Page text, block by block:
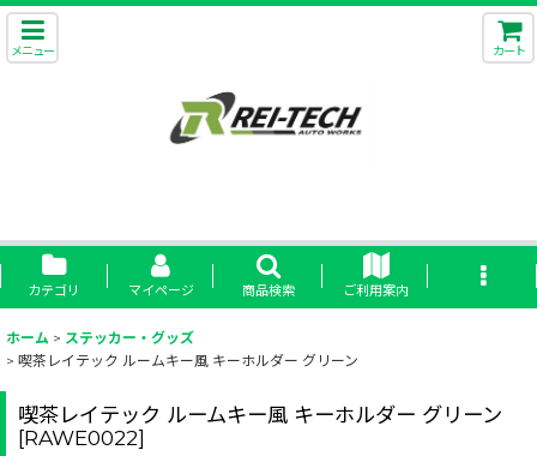
メニュー カート
カテゴリ マイページ 商品検索 ご利用案内
ホーム > ステッカー・グッズ
> 喫茶レイテック ルームキー風 キーホルダー グリーン
喫茶レイテック ルームキー風 キーホルダー グリーン
[RAWE0022]